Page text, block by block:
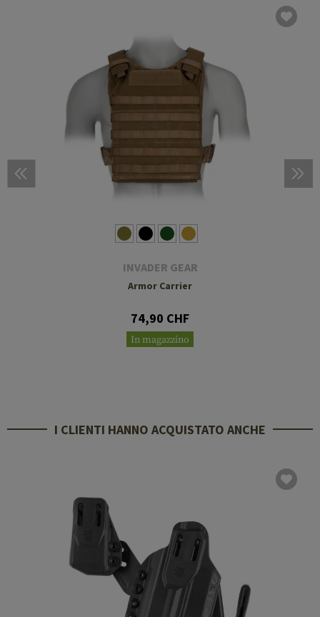
INVADER GEAR
Armor Carrier
74,90 CHF
In magazzino
I CLIENTI HANNO ACQUISTATO ANCHE